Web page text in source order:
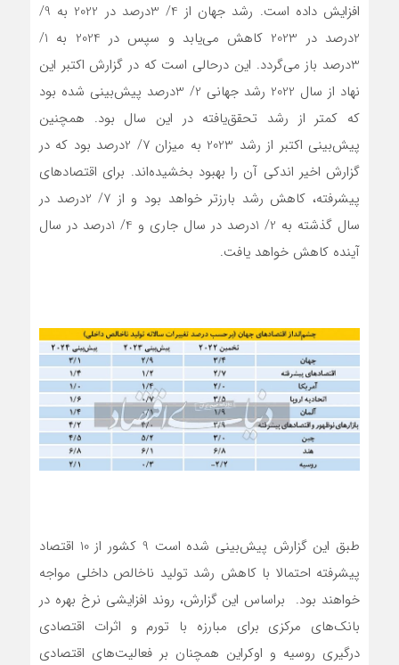
افزایش داده است. رشد جهان از 4/ 3درصد در 2022 به 9/
2درصد در 2023 کاهش می‌یابد و سپس در 2024 به 1/
3درصد باز می‌گردد. این درحالی است که در گزارش اکتبر این
نهاد از سال 2022 رشد جهانی 2/ ‌3درصد پیش‌بینی شده بود
که کمتر از رشد تحقق‌یافته در این سال بود. همچنین
پیش‌بینی اکتبر از رشد 2023 به میزان 7/ 2درصد بود که در
گزارش اخیر اندکی آن را بهبود بخشیده‌اند. برای اقتصادهای
پیشرفته، کاهش رشد بارزتر خواهد بود و از 7/ 2درصد در
سال گذشته به 2/ 1درصد در سال جاری و 4/ 1درصد در سال
آینده کاهش خواهد یافت.
طبق این گزارش پیش‌بینی شده است 9 کشور از 10 اقتصاد
پیشرفته احتمالا با کاهش رشد تولید ناخالص داخلی مواجه
خواهند بود. براساس این گزارش، روند افزایشی نرخ بهره در
بانک‌های مرکزی برای مبارزه با تورم و اثرات اقتصادی
درگیری روسیه و اوکراین همچنان بر فعالیت‌های اقتصادی